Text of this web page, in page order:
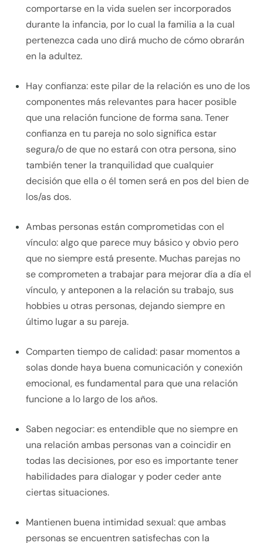
comportarse en la vida suelen ser incorporados
durante la infancia, por lo cual la familia a la cual
pertenezca cada uno dirá mucho de cómo obrarán
en la adultez.
Hay confianza: este pilar de la relación es uno de los
componentes más relevantes para hacer posible
que una relación funcione de forma sana. Tener
confianza en tu pareja no solo significa estar
segura/o de que no estará con otra persona, sino
también tener la tranquilidad que cualquier
decisión que ella o él tomen será en pos del bien de
los/as dos.
Ambas personas están comprometidas con el
vínculo: algo que parece muy básico y obvio pero
que no siempre está presente. Muchas parejas no
se comprometen a trabajar para mejorar día a día el
vínculo, y anteponen a la relación su trabajo, sus
hobbies u otras personas, dejando siempre en
último lugar a su pareja.
Comparten tiempo de calidad: pasar momentos a
solas donde haya buena comunicación y conexión
emocional, es fundamental para que una relación
funcione a lo largo de los años.
Saben negociar: es entendible que no siempre en
una relación ambas personas van a coincidir en
todas las decisiones, por eso es importante tener
habilidades para dialogar y poder ceder ante
ciertas situaciones.
Mantienen buena intimidad sexual: que ambas
personas se encuentren satisfechas con la